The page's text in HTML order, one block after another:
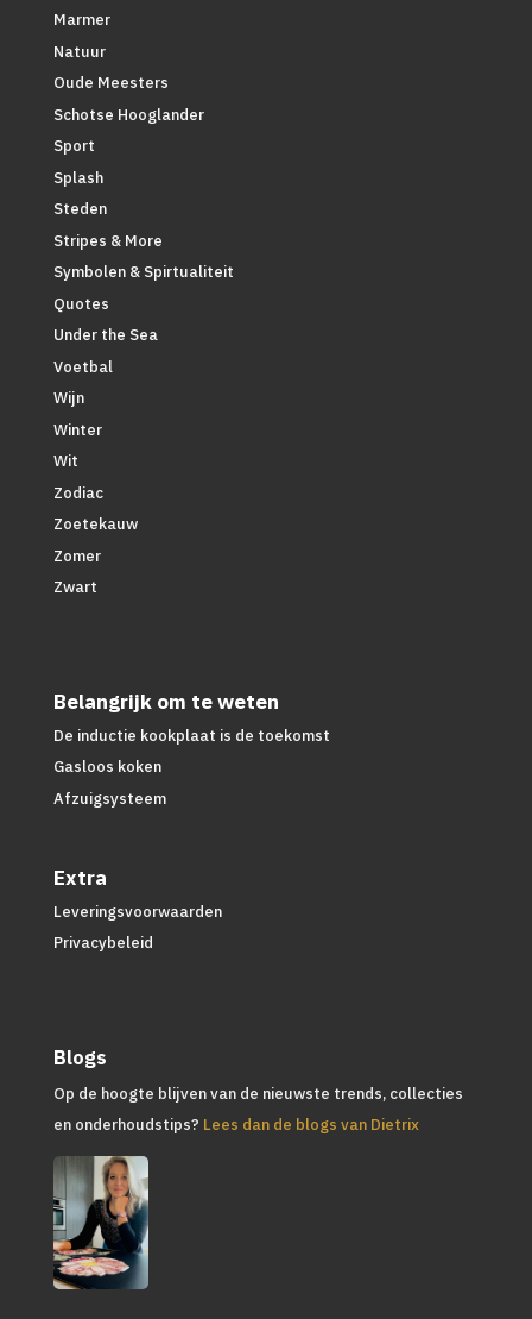
Marmer
Natuur
Oude Meesters
Schotse Hooglander
Sport
Splash
Steden
Stripes & More
Symbolen & Spirtualiteit
Quotes
Under the Sea
Voetbal
Wijn
Winter
Wit
Zodiac
Zoetekauw
Zomer
Zwart
Belangrijk om te weten
De inductie kookplaat is de toekomst
Gasloos koken
Afzuigsysteem
Extra
Leveringsvoorwaarden
Privacybeleid
Blogs
Op de hoogte blijven van de nieuwste trends, collecties
en onderhoudstips? Lees dan de blogs van Dietrix